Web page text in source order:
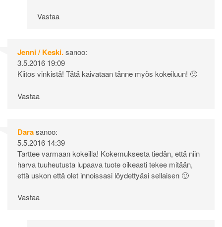
Vastaa
Jenni / Keski.sanoo:
3.5.2016 19:09
Kiitos vinkistä! Tätä kaivataan tänne myös kokeiluun! 🙂
Vastaa
Darasanoo:
5.5.2016 14:39
Tarttee varmaan kokeilla! Kokemuksesta tiedän, että niin
harva tuuheutusta lupaava tuote oikeasti tekee mitään,
että uskon että olet innoissasi löydettyäsi sellaisen 🙂
Vastaa